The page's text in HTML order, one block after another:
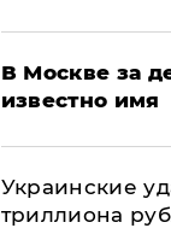
В Москве за
известно имя
Украинские
триллиона